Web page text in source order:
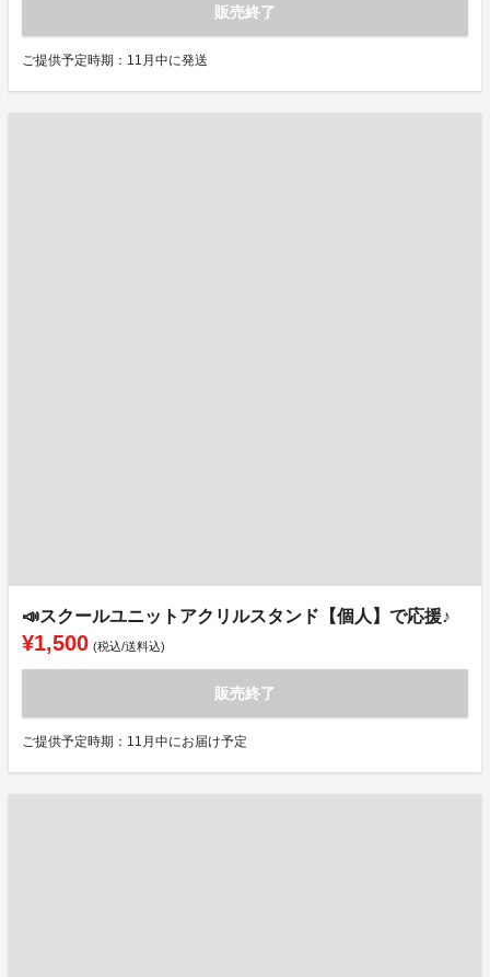
販売終了
ご提供予定時期：11月中に発送
📣スクールユニットアクリルスタンド【個人】で応援♪
¥1,500 (税込/送料込)
販売終了
ご提供予定時期：11月中にお届け予定